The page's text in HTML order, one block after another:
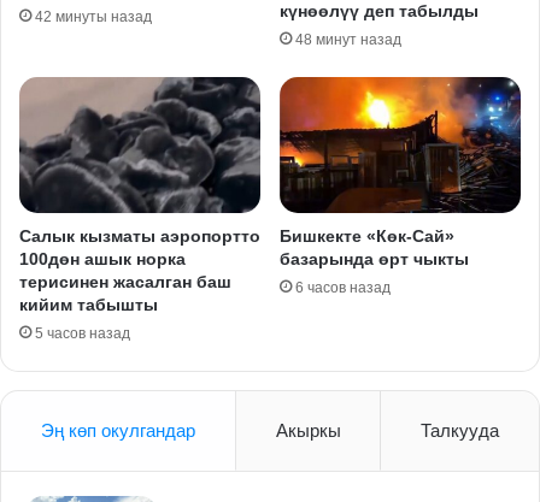
42 минуты назад
күнөөлүү деп табылды
48 минут назад
Салык кызматы аэропортто
100дөн ашык норка
терисинен жасалган баш
кийим табышты
5 часов назад
Бишкекте «Көк-Сай»
базарында өрт чыкты
6 часов назад
Эң көп окулгандар Акыркы Талкууда